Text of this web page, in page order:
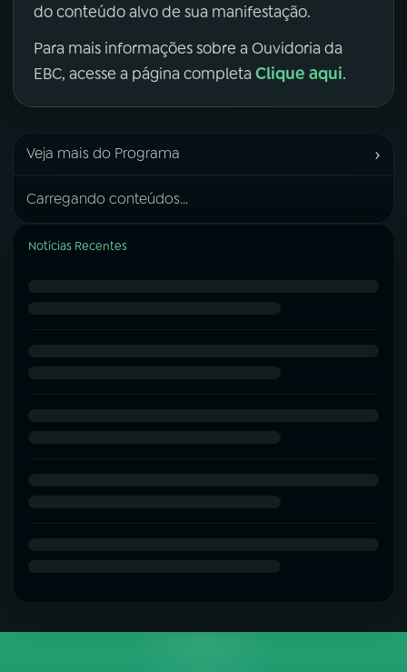
do conteúdo alvo de sua manifestação.
Para mais informações sobre a Ouvidoria da
EBC, acesse a página completa Clique aqui.
Veja mais do Programa ›
Carregando conteúdos...
Notícias Recentes